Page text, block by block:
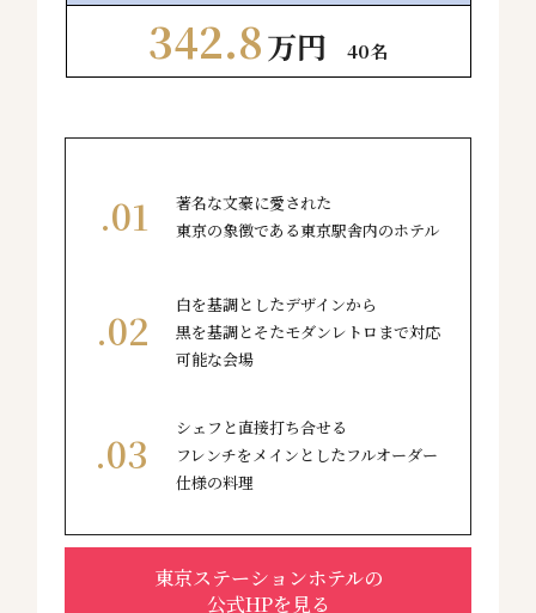
342.8万円 40名
著名な文豪に愛された
東京の象徴である東京駅舎内のホテル
白を基調としたデザインから
黒を基調とそたモダンレトロまで対応
可能な会場
シェフと直接打ち合せる
フレンチをメインとしたフルオーダー
仕様の料理
東京ステーションホテルの
公式HPを見る